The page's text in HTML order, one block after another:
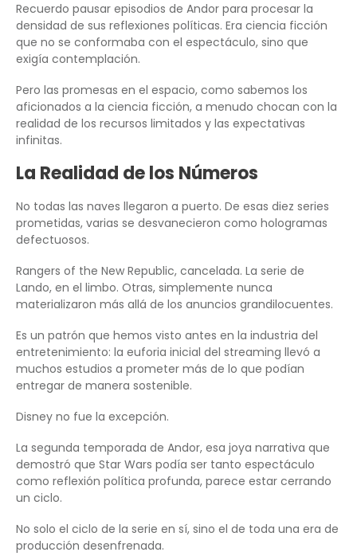
Recuerdo pausar episodios de Andor para procesar la
densidad de sus reflexiones políticas. Era ciencia ficción
que no se conformaba con el espectáculo, sino que
exigía contemplación.
Pero las promesas en el espacio, como sabemos los
aficionados a la ciencia ficción, a menudo chocan con la
realidad de los recursos limitados y las expectativas
infinitas.
La Realidad de los Números
No todas las naves llegaron a puerto. De esas diez series
prometidas, varias se desvanecieron como hologramas
defectuosos.
Rangers of the New Republic, cancelada. La serie de
Lando, en el limbo. Otras, simplemente nunca
materializaron más allá de los anuncios grandilocuentes.
Es un patrón que hemos visto antes en la industria del
entretenimiento: la euforia inicial del streaming llevó a
muchos estudios a prometer más de lo que podían
entregar de manera sostenible.
Disney no fue la excepción.
La segunda temporada de Andor, esa joya narrativa que
demostró que Star Wars podía ser tanto espectáculo
como reflexión política profunda, parece estar cerrando
un ciclo.
No solo el ciclo de la serie en sí, sino el de toda una era de
producción desenfrenada.